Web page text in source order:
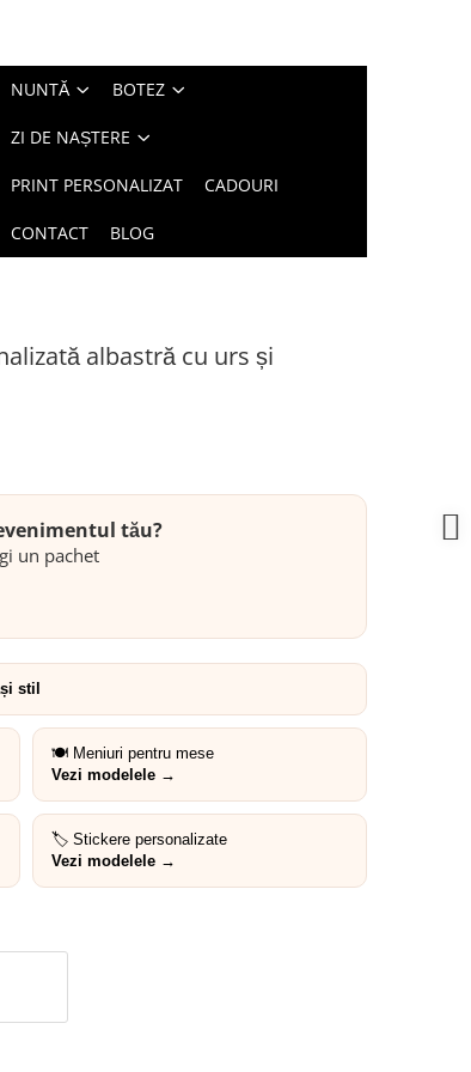
NUNTĂ BOTEZ
ZI DE NAȘTERE
PRINT PERSONALIZAT CADOURI
CONTACT BLOG
albastră cu urs și
tău?
un pachet
stil
🍽️ Meniuri pentru mese
Vezi modelele →
🏷️ Stickere personalizate
Vezi modelele →